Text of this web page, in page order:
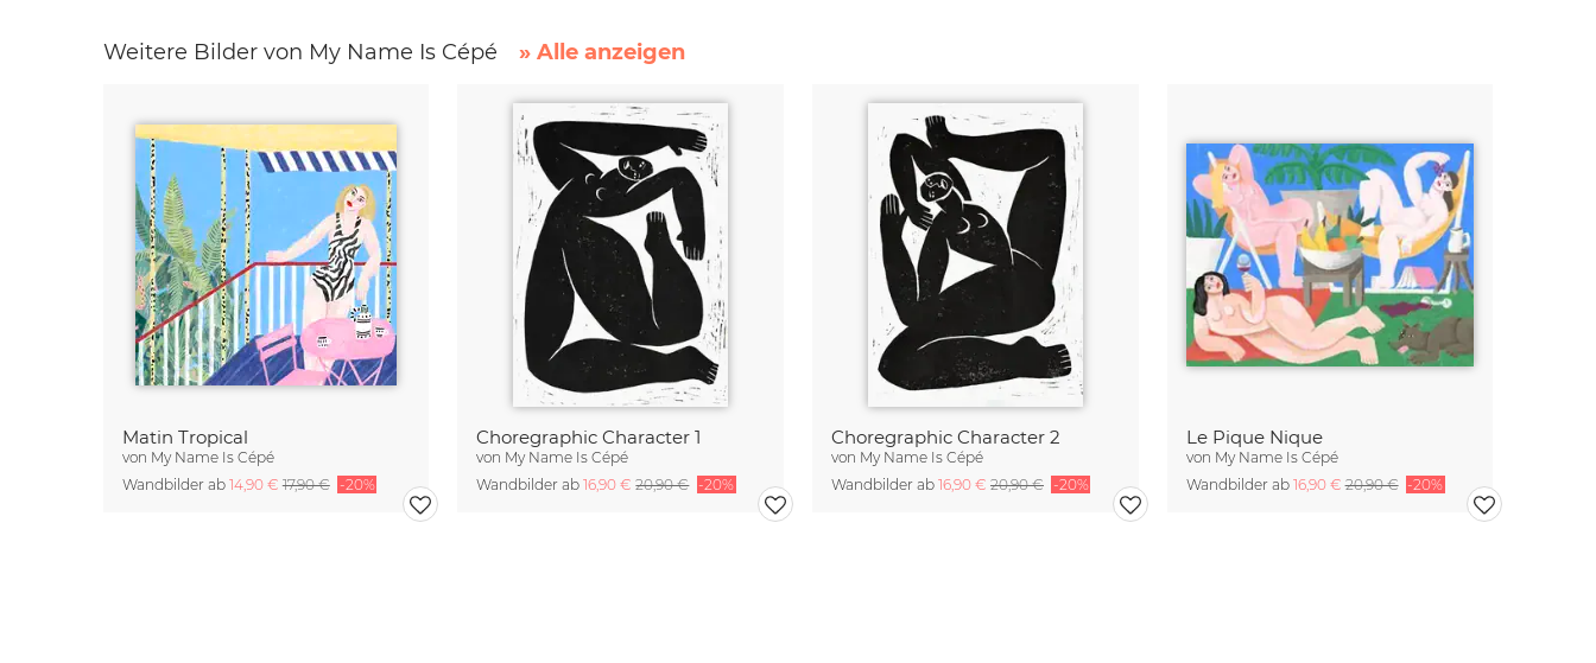
Weitere Bilder von My Name Is Cépé » Alle anzeigen
Matin Tropical
von My Name Is Cépé
Wandbilder ab 14,90 €17,90 € -20%
Choregraphic Character 1
von My Name Is Cépé
Wandbilder ab16,90 €20,90 € -20%
Choregraphic Character 2
von My Name Is Cépé
Wandbilder ab 16,90 € 20,90 € -20%
Le Pique Nique
von My Name Is Cépé
Wandbilder ab 16,90 €20,90 € -20%